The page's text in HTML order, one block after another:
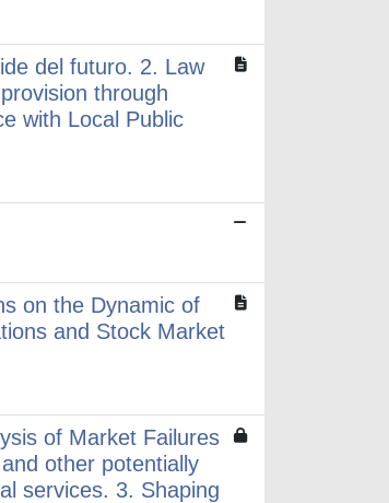
del futuro. 2. Law
through
with Local Public
on the Dynamic of
and Stock Market
of Market Failures
other potentially
services. 3. Shaping